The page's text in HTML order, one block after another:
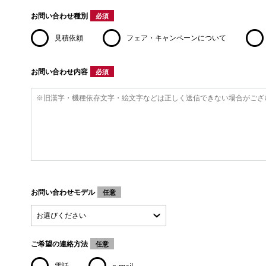
お問い合わせ種別 必須
見積依頼 フェア・キャンペーンについて
お問い合わせ内容 必須
お問い合わせモデル 任意
ご希望の連絡方法 任意